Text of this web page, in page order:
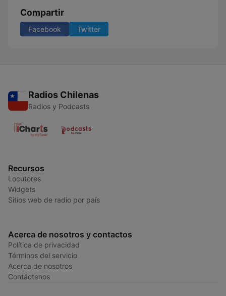
Compartir
Facebook Twitter
Radios Chilenas
Radios y Podcasts
Recursos
Locutores
Widgets
Sitios web de radio por país
Acerca de nosotros y contactos
Política de privacidad
Términos del servicio
Acerca de nosotros
Contáctenos